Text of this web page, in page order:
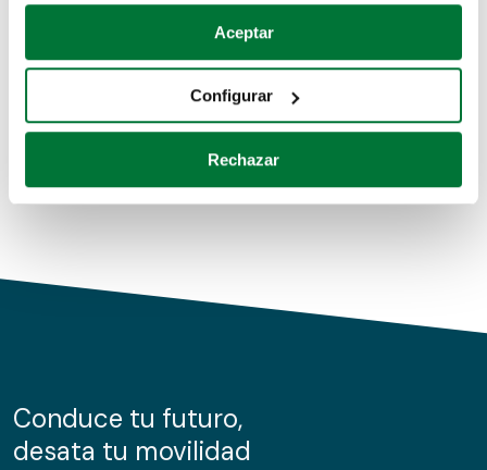
Si lo permite, también quisiéramos:
Recopilar información sobre su ubicación geográfica
Identificar su dispositivo analizándolo activamente
para buscar características específicas (huellas
Obtenga más información sobre cómo se procesan sus
de cookies.
información sobre el uso que haga del sitio web con
nuestros partners de redes sociales, publicidad y análisis
Aceptar
Configurar
Rechazar
Coches de segunda mano
Coches de km0
Conduce tu futuro,
desata tu movilidad